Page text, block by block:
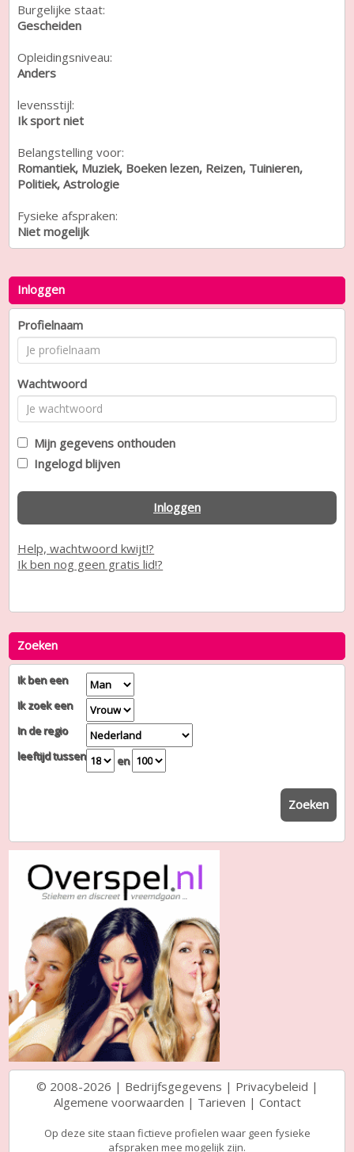
Burgelijke staat:
Gescheiden
Opleidingsniveau:
Anders
levensstijl:
Ik sport niet
Belangstelling voor:
Romantiek, Muziek, Boeken lezen, Reizen, Tuinieren,
Politiek, Astrologie
Fysieke afspraken:
Niet mogelijk
Inloggen
Profielnaam
Wachtwoord
Mijn gegevens onthouden
Ingelogd blijven
Inloggen
Help, wachtwoord kwijt!?
Ik ben nog geen gratis lid!?
Zoeken
Ik ben een
Ik zoek een
In de regio
leeftijd tussen
en
Zoeken
© 2008-2026 | Bedrijfsgegevens | Privacybeleid |
Algemene voorwaarden | Tarieven | Contact
Op deze site staan fictieve profielen waar geen fysieke
afspraken mee mogelijk zijn.